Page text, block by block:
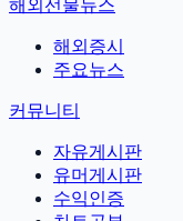
해외선물뉴스
해외증시
주요뉴스
커뮤니티
자유게시판
유머게시판
수익인증